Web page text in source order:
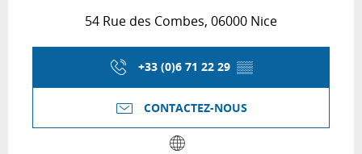
54 Rue des Combes, 06000 Nice
+33 (0)6 71 22 29 ▒▒
CONTACTEZ-NOUS